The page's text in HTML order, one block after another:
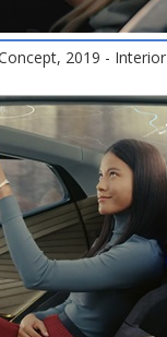
2019 - Interior